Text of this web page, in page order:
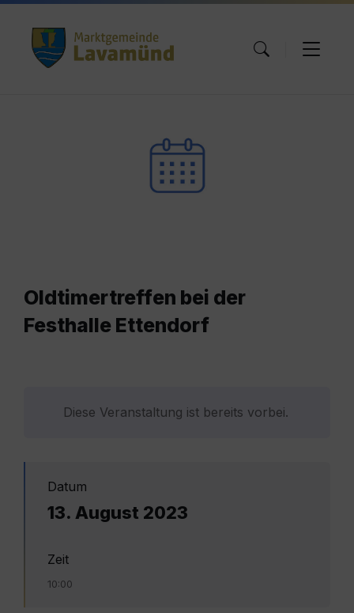
Skip
content
Skip
navigation
Skip
footer
Oldtimertreffen bei der
Festhalle Ettendorf
Diese Veranstaltung ist bereits vorbei.
Datum
13. August 2023
Zeit
10:00